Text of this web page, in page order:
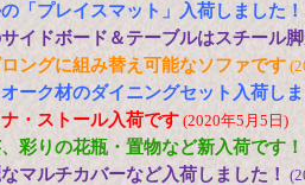
「プレイスマット」入荷しました！
イドボード＆テーブルはスチール
ングに組み替え可能なソファです
ーク材のダイニングセット入荷し
・ストール入荷です (2020年5月5日)
彩りの花瓶・置物など新入荷です！
マルチカバーなど入荷しました！